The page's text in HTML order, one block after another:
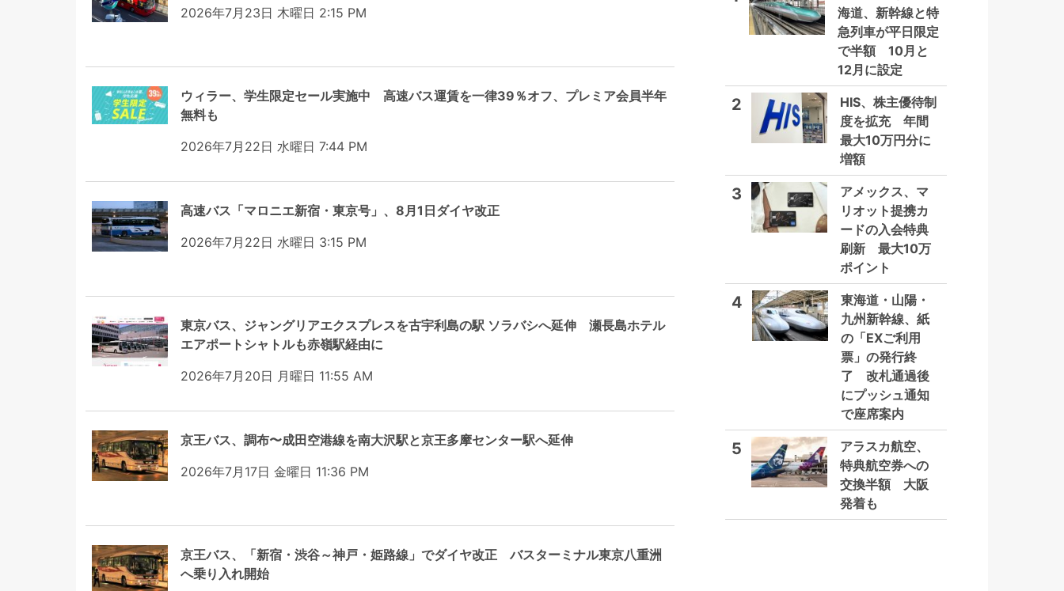
2026年7月23日 木曜日 2:15 PM
ウィラー、学生限定セール実施中 高速バス運賃を一律39％オフ、プレミア会員半年
無料も
2026年7月22日 水曜日 7:44 PM
高速バス「マロニエ新宿・東京号」、8月1日ダイヤ改正
2026年7月22日 水曜日 3:15 PM
東京バス、ジャングリアエクスプレスを古宇利島の駅 ソラバシへ延伸 瀬長島ホテル
エアポートシャトルも赤嶺駅経由に
2026年7月20日 月曜日 11:55 AM
京王バス、調布〜成田空港線を南大沢駅と京王多摩センター駅へ延伸
2026年7月17日 金曜日 11:36 PM
京王バス、「新宿・渋谷～神戸・姫路線」でダイヤ改正 バスターミナル東京八重洲
へ乗り入れ開始
海道、新幹線と特
急列車が平日限定
で半額 10月と
12月に設定
2
HIS、株主優待制
度を拡充 年間
最大10万円分に
増額
3
アメックス、マ
リオット提携カ
ードの入会特典
刷新 最大10万
ポイント
4
東海道・山陽・
九州新幹線、紙
の「EXご利用
票」の発行終
了 改札通過後
にプッシュ通知
で座席案内
5
アラスカ航空、
特典航空券への
交換半額 大阪
発着も